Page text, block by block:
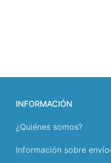
INFORMACIÓN
¿Quiénes somos?
Información sobre